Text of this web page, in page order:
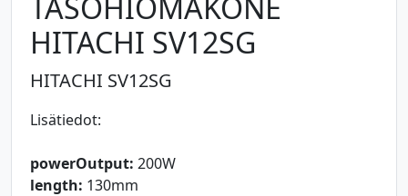
HITACHI SV12SG
HITACHI SV12SG
Lisätiedot:
powerOutput: 200W
length: 130mm